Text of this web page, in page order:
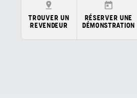
TROUVER UN
REVENDEUR
RÉSERVER UNE
DÉMONSTRATION